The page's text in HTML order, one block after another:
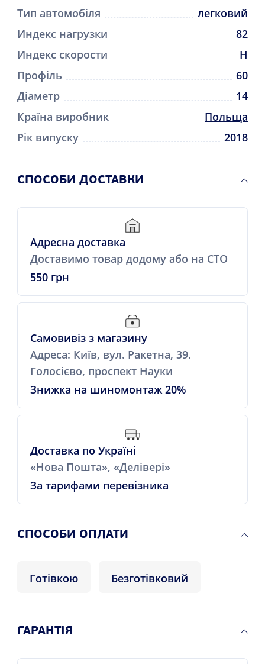
Тип автомобіля
легковий
Индекс нагрузки
82
Индекс скорости
H
Профіль
60
Діаметр
14
Країна виробник
Польща
Рік випуску
2018
СПОСОБИ ДОСТАВКИ
Адресна доставка
Доставимо товар додому або на СТО
550 грн
Самовивіз з магазину
Адреса: Київ, вул. Ракетна, 39.
Голосієво, проспект Науки
Знижка на шиномонтаж 20%
Доставка по Україні
«Нова Пошта», «Делівері»
За тарифами перевізника
СПОСОБИ ОПЛАТИ
Готівкою Безготівковий
ГАРАНТІЯ